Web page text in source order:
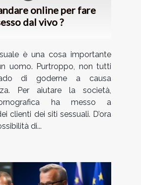
online per fare
dal vivo ?
è una cosa importante
uomo. Purtroppo, non tutti
di goderne a causa
Per aiutare la società,
ha messo a
clienti dei siti sessuali. D’ora
di...